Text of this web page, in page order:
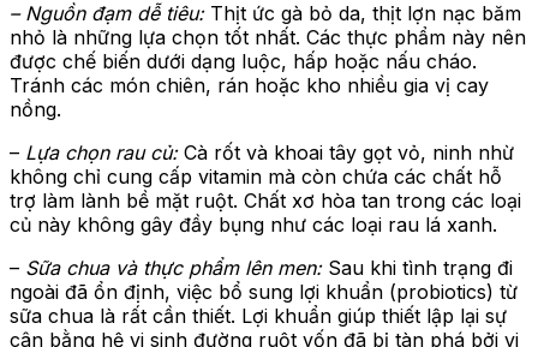
– Nguồn đạm dễ tiêu: Thịt ức gà bỏ da, thịt lợn nạc băm
nhỏ là những lựa chọn tốt nhất. Các thực phẩm này nên
được chế biến dưới dạng luộc, hấp hoặc nấu cháo.
Tránh các món chiên, rán hoặc kho nhiều gia vị cay
nồng.
– Lựa chọn rau củ:Cà rốt và khoai tây gọt vỏ, ninh nhừ
không chỉ cung cấp vitamin mà còn chứa các chất hỗ
trợ làm lành bề mặt ruột. Chất xơ hòa tan trong các loại
củ này không gây đầy bụng như các loại rau lá xanh.
– Sữa chua và thực phẩm lên men:Sau khi tình trạng đi
ngoài đã ổn định, việc bổ sung lợi khuẩn (probiotics) từ
sữa chua là rất cần thiết. Lợi khuẩn giúp thiết lập lại sự
cân bằng hệ vi sinh đường ruột vốn đã bị tàn phá bởi vi